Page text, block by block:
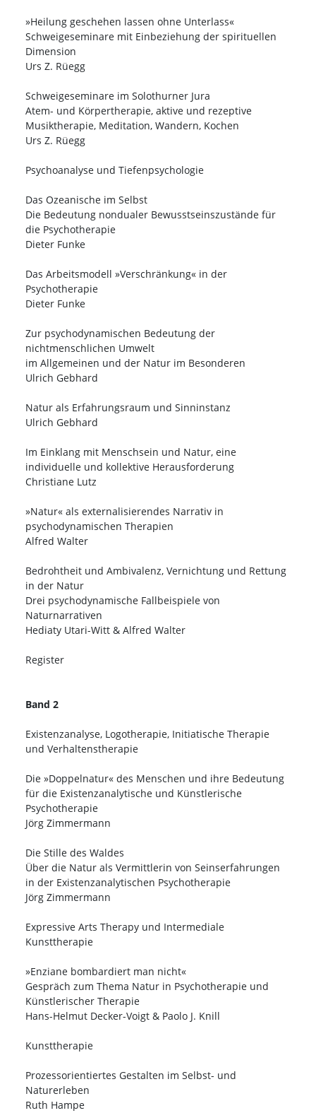
»Heilung geschehen lassen ohne Unterlass«
Schweigeseminare mit Einbeziehung der spirituellen
Dimension
Urs Z. Rüegg
Schweigeseminare im Solothurner Jura
Atem- und Körpertherapie, aktive und rezeptive
Musiktherapie, Meditation, Wandern, Kochen
Urs Z. Rüegg
Psychoanalyse und Tiefenpsychologie
Das Ozeanische im Selbst
Die Bedeutung nondualer Bewusstseinszustände für
die Psychotherapie
Dieter Funke
Das Arbeitsmodell »Verschränkung« in der
Psychotherapie
Dieter Funke
Zur psychodynamischen Bedeutung der
nichtmenschlichen Umwelt
im Allgemeinen und der Natur im Besonderen
Ulrich Gebhard
Natur als Erfahrungsraum und Sinninstanz
Ulrich Gebhard
Im Einklang mit Menschsein und Natur, eine
individuelle und kollektive Herausforderung
Christiane Lutz
»Natur« als externalisierendes Narrativ in
psychodynamischen Therapien
Alfred Walter
Bedrohtheit und Ambivalenz, Vernichtung und Rettung
in der Natur
Drei psychodynamische Fallbeispiele von
Naturnarrativen
Hediaty Utari-Witt & Alfred Walter
Register
Band 2
Existenzanalyse, Logotherapie, Initiatische Therapie
und Verhaltenstherapie
Die »Doppelnatur« des Menschen und ihre Bedeutung
für die Existenzanalytische und Künstlerische
Psychotherapie
Jörg Zimmermann
Die Stille des Waldes
Über die Natur als Vermittlerin von Seinserfahrungen
in der Existenzanalytischen Psychotherapie
Jörg Zimmermann
Expressive Arts Therapy und Intermediale
Kunsttherapie
»Enziane bombardiert man nicht«
Gespräch zum Thema Natur in Psychotherapie und
Künstlerischer Therapie
Hans-Helmut Decker-Voigt & Paolo J. Knill
Kunsttherapie
Prozessorientiertes Gestalten im Selbst- und
Naturerleben
Ruth Hampe